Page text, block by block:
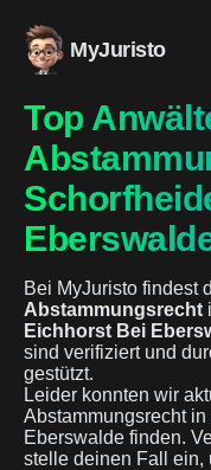
MyJuristo
Top
Bei MyJuristo findest
Abstammungsrecht
Eichhorst Bei
sind verifiziert und
gestützt.
Leider konnten wir
Abstammungsrecht
Eberswalde finden.
stelle deinen Fall ein,